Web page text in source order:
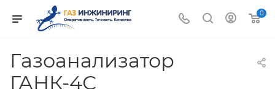
0
Газоанализатор
ГАНК-4С